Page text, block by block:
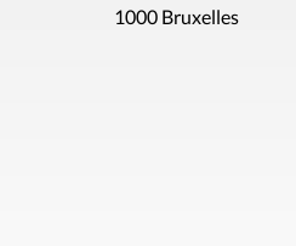
1000 Bruxelles